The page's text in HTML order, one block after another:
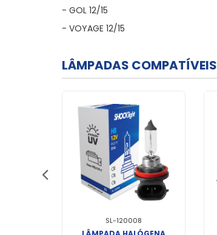
- GOL 12/15
- VOYAGE 12/15
LÂMPADAS COMPATÍVEIS
SL-120008